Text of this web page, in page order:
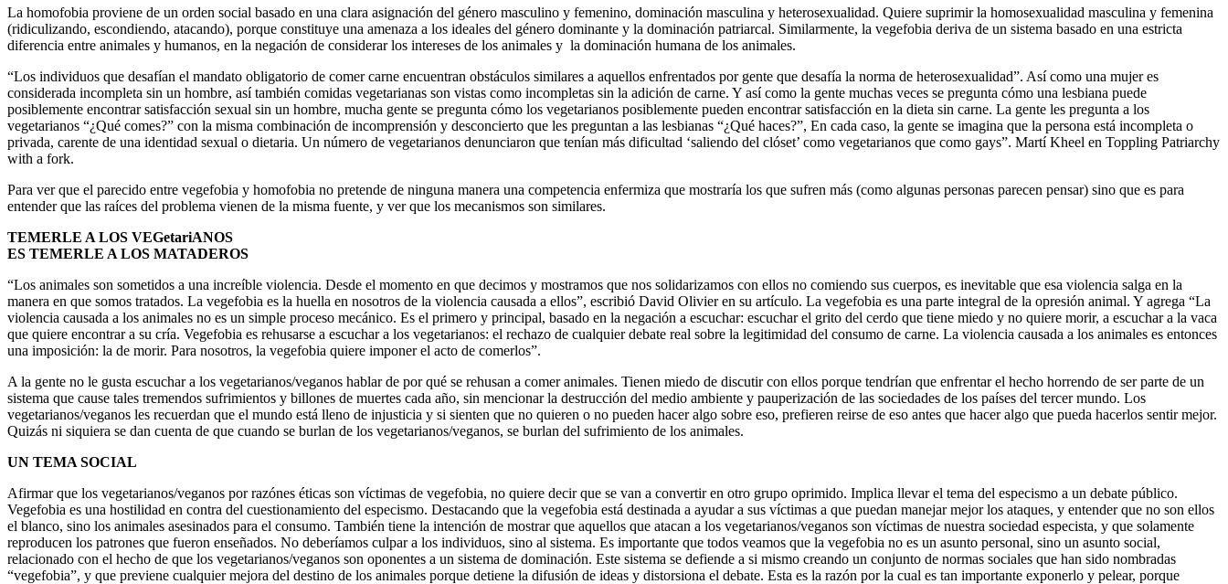
La homofobia proviene de un orden social basado en una clara asignación del género masculino y femenino, dominación masculina y heterosexualidad. Quiere suprimir la homosexualidad masculina y femenina
(ridiculizando, escondiendo, atacando), porque constituye una amenaza a los ideales del género dominante y la dominación patriarcal. Similarmente, la vegefobia deriva de un sistema basado en una estricta
diferencia entre animales y humanos, en la negación de considerar los intereses de los animales y la dominación humana de los animales.
“Los individuos que desafían el mandato obligatorio de comer carne encuentran obstáculos similares a aquellos enfrentados por gente que desafía la norma de heterosexualidad”. Así como una mujer es
considerada incompleta sin un hombre, así también comidas vegetarianas son vistas como incompletas sin la adición de carne. Y así como la gente muchas veces se pregunta cómo una lesbiana puede
posiblemente encontrar satisfacción sexual sin un hombre, mucha gente se pregunta cómo los vegetarianos posiblemente pueden encontrar satisfacción en la dieta sin carne. La gente les pregunta a los
vegetarianos “¿Qué comes?” con la misma combinación de incomprensión y desconcierto que les preguntan a las lesbianas “¿Qué haces?”, En cada caso, la gente se imagina que la persona está incompleta o
privada, carente de una identidad sexual o dietaria. Un número de vegetarianos denunciaron que tenían más dificultad ‘saliendo del clóset’ como vegetarianos que como gays”. Martí Kheel en Toppling Patriarchy
with a fork.
Para ver que el parecido entre vegefobia y homofobia no pretende de ninguna manera una competencia enfermiza que mostraría los que sufren más (como algunas personas parecen pensar) sino que es para
entender que las raíces del problema vienen de la misma fuente, y ver que los mecanismos son similares.
TEMERLE A LOS VEGetariANOS
ES TEMERLE A LOS MATADEROS
“Los animales son sometidos a una increíble violencia. Desde el momento en que decimos y mostramos que nos solidarizamos con ellos no comiendo sus cuerpos, es inevitable que esa violencia salga en la
manera en que somos tratados. La vegefobia es la huella en nosotros de la violencia causada a ellos”, escribió David Olivier en su artículo. La vegefobia es una parte integral de la opresión animal. Y agrega “La
violencia causada a los animales no es un simple proceso mecánico. Es el primero y principal, basado en la negación a escuchar: escuchar el grito del cerdo que tiene miedo y no quiere morir, a escuchar a la vaca
que quiere encontrar a su cría. Vegefobia es rehusarse a escuchar a los vegetarianos: el rechazo de cualquier debate real sobre la legitimidad del consumo de carne. La violencia causada a los animales es entonces
una imposición: la de morir. Para nosotros, la vegefobia quiere imponer el acto de comerlos”.
A la gente no le gusta escuchar a los vegetarianos/veganos hablar de por qué se rehusan a comer animales. Tienen miedo de discutir con ellos porque tendrían que enfrentar el hecho horrendo de ser parte de un
sistema que cause tales tremendos sufrimientos y billones de muertes cada año, sin mencionar la destrucción del medio ambiente y pauperización de las sociedades de los países del tercer mundo. Los
vegetarianos/veganos les recuerdan que el mundo está lleno de injusticia y si sienten que no quieren o no pueden hacer algo sobre eso, prefieren reirse de eso antes que hacer algo que pueda hacerlos sentir mejor.
Quizás ni siquiera se dan cuenta de que cuando se burlan de los vegetarianos/veganos, se burlan del sufrimiento de los animales.
UN TEMA SOCIAL
Afirmar que los vegetarianos/veganos por razónes éticas son víctimas de vegefobia, no quiere decir que se van a convertir en otro grupo oprimido. Implica llevar el tema del especismo a un debate público.
Vegefobia es una hostilidad en contra del cuestionamiento del especismo. Destacando que la vegefobia está destinada a ayudar a sus víctimas a que puedan manejar mejor los ataques, y entender que no son ellos
el blanco, sino los animales asesinados para el consumo. También tiene la intención de mostrar que aquellos que atacan a los vegetarianos/veganos son víctimas de nuestra sociedad especista, y que solamente
reproducen los patrones que fueron enseñados. No deberíamos culpar a los individuos, sino al sistema. Es importante que todos veamos que la vegefobia no es un asunto personal, sino un asunto social,
relacionado con el hecho de que los vegetarianos/veganos son oponentes a un sistema de dominación. Este sistema se defiende a si mismo creando un conjunto de normas sociales que han sido nombradas
“vegefobia”, y que previene cualquier mejora del destino de los animales porque detiene la difusión de ideas y distorsiona el debate. Esta es la razón por la cual es tan importante exponerlo y pelear, porque